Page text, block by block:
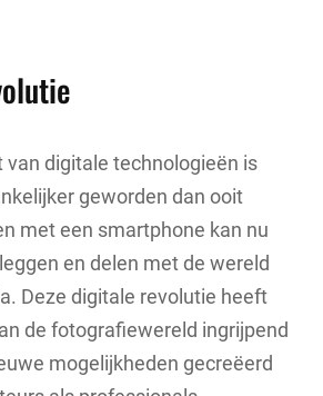
van digitale technologieën is
geworden dan ooit
met een smartphone kan nu
en delen met de wereld
Deze digitale revolutie heeft
de fotografiewereld ingrijpend
mogelijkheden gecreëerd